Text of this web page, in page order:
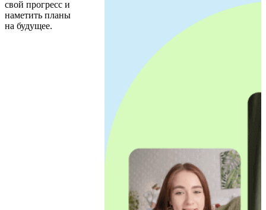
свой прогресс и
наметить планы
на будущее.